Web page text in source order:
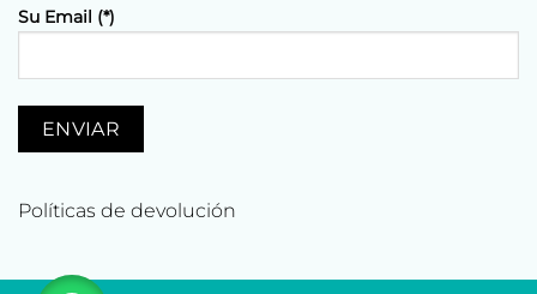
Su Email (*)
Políticas de devolución